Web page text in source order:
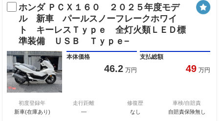
ホンダ ＰＣＸ１６０ ２０２５年度モデ
ル 新車 パールスノーフレークホワイ
ト キーレスＴｙｐｅ 全灯火類ＬＥＤ標
準装備 ＵＳＢ Ｔｙｐｅ−
本体価格
46.2 万円
支払総額
49 万円
初度登録年
新車(在庫あり)
走行距離
―
修復歴
なし
車検/自賠責
自賠責保険無し